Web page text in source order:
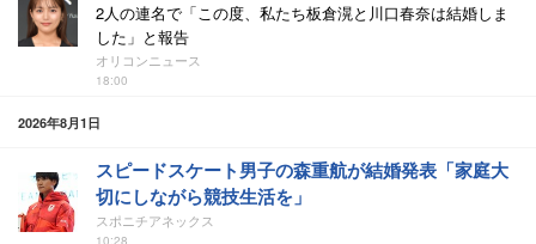
2人の連名で「この度、私たち板倉滉と川口春奈は結婚しま
した」と報告
オリコンニュース
18:00
2026年8月1日
スピードスケート男子の森重航が結婚発表「家庭大
切にしながら競技生活を」
スポニチアネックス
10:28